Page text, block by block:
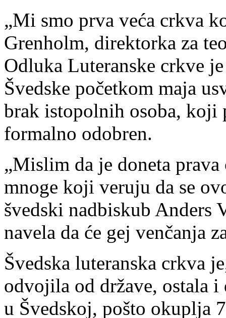
„Mi smo prva veća crkva
Grenholm, direktorka za
Odluka Luteranske crkve
Švedske početkom maja
brak istopolnih osoba, koji
formalno odobren.
„Mislim da je doneta
mnoge koji veruju da se
švedski nadbiskub Anders
navela da će gej venčanja
Švedska luteranska crkva
odvojila od države, ostala
u Švedskoj, pošto okuplja